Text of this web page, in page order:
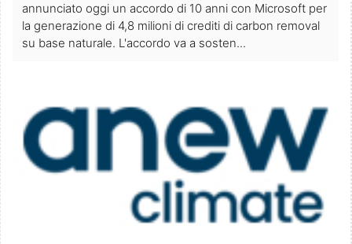
annunciato oggi un accordo di 10 anni con Microsoft per
la generazione di 4,8 milioni di crediti di carbon removal
su base naturale. L'accordo va a sosten...